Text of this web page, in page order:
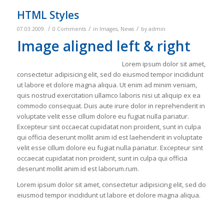
HTML Styles
07.03.2009. / 0 Comments / in Images, News / by admin
Image aligned left & right
Lorem ipsum dolor sit amet,
consectetur adipisicing elit, sed do eiusmod tempor incididunt
ut labore et dolore magna aliqua. Ut enim ad minim veniam,
quis nostrud exercitation ullamco laboris nisi ut aliquip ex ea
commodo consequat. Duis aute irure dolor in reprehenderit in
voluptate velit esse cillum dolore eu fugiat nulla pariatur.
Excepteur sint occaecat cupidatat non proident, sunt in culpa
qui officia deserunt mollit anim id est laehenderit in voluptate
velit esse cillum dolore eu fugiat nulla pariatur. Excepteur sint
occaecat cupidatat non proident, sunt in culpa qui officia
deserunt mollit anim id est laborum.rum.
Lorem ipsum dolor sit amet, consectetur adipisicing elit, sed do
eiusmod tempor incididunt ut labore et dolore magna aliqua.